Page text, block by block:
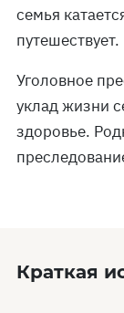
семья
путешествует.
Уголовное
уклад жизни
здоровье.
Краткая